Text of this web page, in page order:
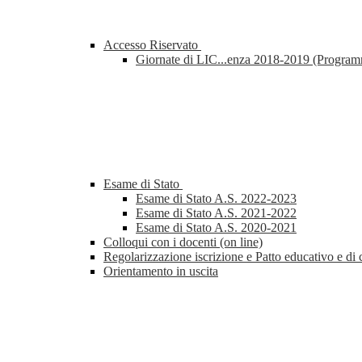
Accesso Riservato
Giornate di LIC...enza 2018-2019
Esame di Stato
Esame di Stato A.S. 2022-2023
Esame di Stato A.S. 2021-2022
Esame di Stato A.S. 2020-2021
Colloqui con i docenti (on line)
Regolarizzazione iscrizione e Patto educativo e di
Orientamento in uscita